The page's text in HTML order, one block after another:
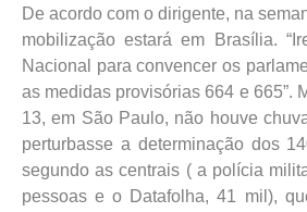
De acordo com o dirigente, na
mobilização estará em Brasília.
Nacional para convencer os
as medidas provisórias 664 e 665”.
13, em São Paulo, não houve
perturbasse a determinação dos
segundo as centrais ( a polícia
pessoas e o Datafolha, 41 mil),